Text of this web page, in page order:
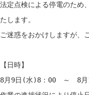
明治学院大学につ
研究
法定点検による停電のため
たします。
ご迷惑をおかけしますが、
【日時】
8月9日(水)8：00　～　8